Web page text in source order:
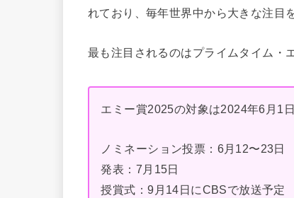
れており、毎年世界中から大きな注目
最も注目されるのはプライムタイム・
エミー賞2025の対象は2024年6月1
ノミネーション投票：6月12〜23日
発表：7月15日
授賞式：9月14日にCBSで放送予定